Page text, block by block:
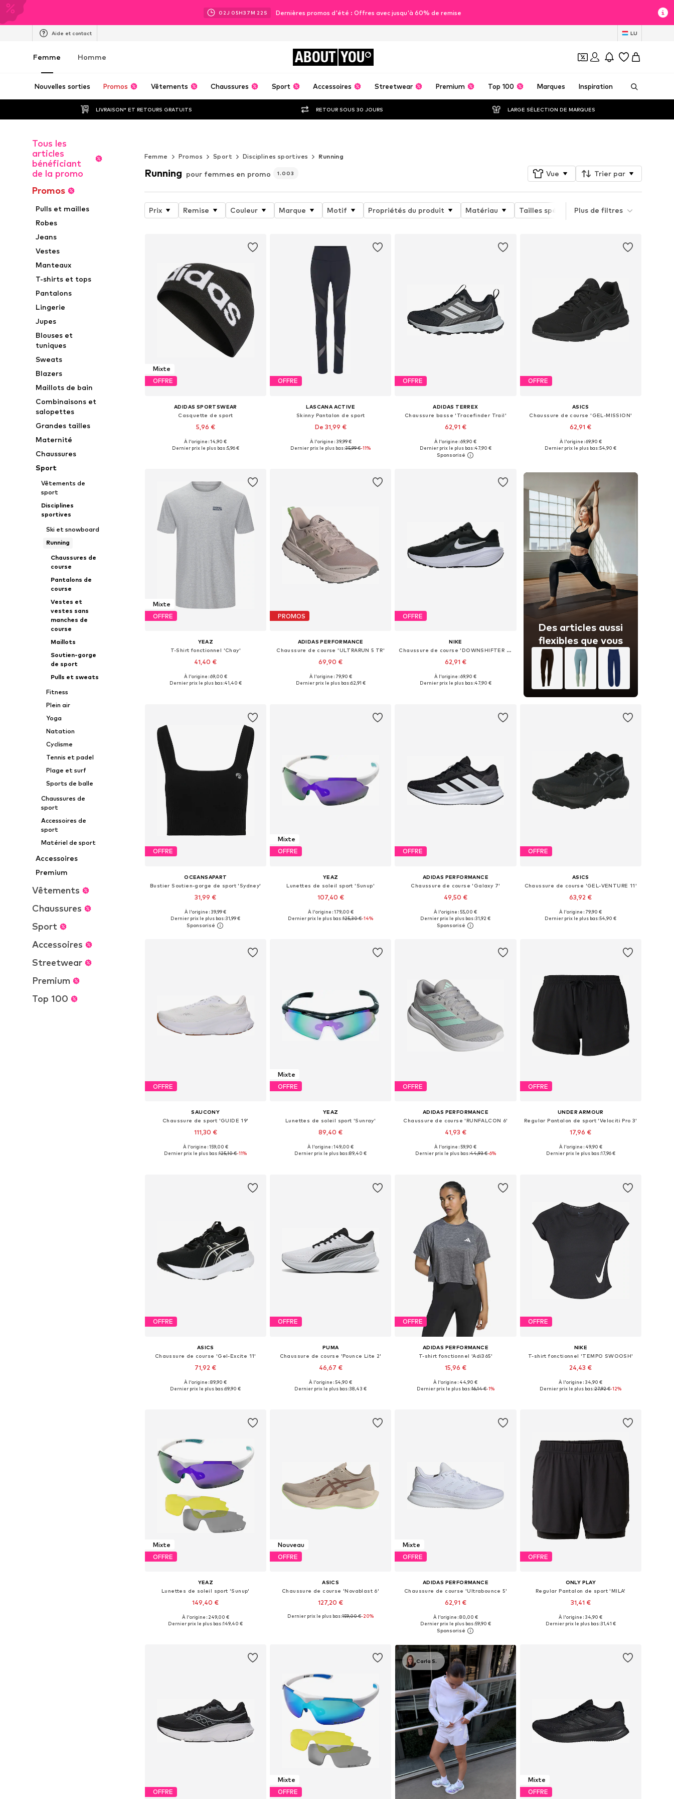
02J 05H37M 20 S Dernières promos d'été : Offres avec jusqu'à 60% de remise
Aide et contact LU
Femme Homme ABOUT YOU
Nouvelles sorties Promos Vêtements Chaussures Sport Accessoires Streetwear Premium Top 100 Marques Inspiration
LIVRAISON* ET RETOURS GRATUITS RETOUR SOUS 30 JOURS LARGE SÉLECTION DE MARQUES
Tous les
articles
bénéficiant
de la promo
Promos
Pulls et mailles
Robes
Jeans
Vestes
Manteaux
T-shirts et tops
Pantalons
Lingerie
Jupes
Blouses et
tuniques
Sweats
Blazers
Maillots de bain
Combinaisons et
salopettes
Grandes tailles
Maternité
Chaussures
Sport
Vêtements de
sport
Disciplines
sportives
Ski et snowboard
Running
Chaussures de
course
Pantalons de
course
Vestes et
vestes sans
manches de
course
Maillots
Soutien-gorge
de sport
Pulls et sweats
Fitness
Plein air
Yoga
Natation
Cyclisme
Tennis et padel
Plage et surf
Sports de balle
Chaussures de
sport
Accessoires de
sport
Matériel de sport
Accessoires
Premium
Vêtements
Chaussures
Sport
Accessoires
Streetwear
Premium
Top 100
Femme
Promos Sport Disciplines sportives Running
Running pour femmes en promo 1.003 Vue Trier par
Prix Remise Couleur Marque Motif Propriétés du produit Matériau Tailles spéciales Fonctions
Plus de filtres
Mixte
OFFRE
ADIDAS SPORTSWEAR
Casquette de sport
5,96 €
Tailles disponibles: 58-59
À l'origine : 14,90 €
Dernier prix le plus bas :5,96 €
OFFRE
LASCANA ACTIVE
Skinny Pantalon de sport
De 31,99 €
Tailles disponibles: S, M, L
À l'origine : 39,99 €
Dernier prix le plus bas :35,99 €-11%
OFFRE
ADIDAS TERREX
Chaussure basse 'Tracefinder Trail'
62,91 €
Disponible en plusieurs tailles
Ajouter au panier
À l'origine : 69,90 €
Dernier prix le plus bas :47,90 €
OFFRE
ASICS
Chaussure de course 'GEL-MISSION'
62,91 €
Disponible en plusieurs tailles
À l'origine : 69,90 €
Dernier prix le plus bas :54,90 €
Mixte
OFFRE
YEAZ
T-Shirt fonctionnel 'Chay'
41,40 €
Tailles disponibles: S, M, L, XL, XXL
À l'origine : 69,00 €
Dernier prix le plus bas :41,40 €
PROMOS
ADIDAS PERFORMANCE
Chaussure de course 'ULTRARUN 5 TR'
69,90 €
Disponible en plusieurs tailles
À l'origine : 79,90 €
Dernier prix le plus bas :62,91 €
OFFRE
NIKE
Chaussure de course 'DOWNSHIFTER 14'
62,91 €
Disponible en plusieurs tailles
À l'origine : 69,90 €
Dernier prix le plus bas :47,90 €
Des articles aussi
flexibles que vous
OFFRE
OCEANSAPART
Bustier Soutien-gorge de sport 'Sydney'
31,99 €
Tailles disponibles: XS, S, M, L, XL, XXL
Ajouter au panier
À l'origine : 39,99 €
Dernier prix le plus bas :31,99 €
Mixte
OFFRE
YEAZ
Lunettes de soleil sport 'Sunup'
107,40 €
Tailles disponibles: One Size
À l'origine : 179,00 €
Dernier prix le plus bas :125,30 €-14%
OFFRE
ADIDAS PERFORMANCE
Chaussure de course 'Galaxy 7'
49,50 €
+3
Disponible en plusieurs tailles
Ajouter au panier
À l'origine : 55,00 €
Dernier prix le plus bas :31,92 €
OFFRE
ASICS
Chaussure de course 'GEL-VENTURE 11'
63,92 €
+1
Disponible en plusieurs tailles
À l'origine : 79,90 €
Dernier prix le plus bas :54,90 €
OFFRE
SAUCONY
Chaussure de sport 'GUIDE 19'
111,30 €
Disponible en plusieurs tailles
À l'origine : 159,00 €
Dernier prix le plus bas :125,10 €-11%
Mixte
OFFRE
YEAZ
Lunettes de soleil sport 'Sunray'
89,40 €
Tailles disponibles: One Size
À l'origine : 149,00 €
Dernier prix le plus bas :89,40 €
OFFRE
ADIDAS PERFORMANCE
Chaussure de course 'RUNFALCON 6'
41,93 €
Disponible en plusieurs tailles
À l'origine : 59,90 €
Dernier prix le plus bas :44,93 €-6%
OFFRE
UNDER ARMOUR
Regular Pantalon de sport 'Velociti Pro 3'
17,96 €
Tailles disponibles: S, M, L
À l'origine : 49,90 €
Dernier prix le plus bas :17,96 €
OFFRE
ASICS
Chaussure de course 'Gel-Excite 11'
71,92 €
+3
Disponible en plusieurs tailles
À l'origine : 89,90 €
Dernier prix le plus bas :69,90 €
OFFRE
PUMA
Chaussure de course 'Pounce Lite 2'
46,67 €
Disponible en plusieurs tailles
À l'origine : 54,90 €
Dernier prix le plus bas :38,43 €
OFFRE
ADIDAS PERFORMANCE
T-shirt fonctionnel 'Adi365'
15,96 €
Tailles disponibles: M, L, XL
À l'origine : 44,90 €
Dernier prix le plus bas :16,14 €-1%
OFFRE
NIKE
T-shirt fonctionnel 'TEMPO SWOOSH'
24,43 €
Tailles disponibles: XS, S, M, L, XL
À l'origine : 34,90 €
Dernier prix le plus bas :27,92 €-12%
Mixte
OFFRE
YEAZ
Lunettes de soleil sport 'Sunup'
149,40 €
Tailles disponibles: One Size
À l'origine : 249,00 €
Dernier prix le plus bas :149,40 €
Nouveau
OFFRE
ASICS
Chaussure de course 'Novablast 6'
127,20 €
+1
Disponible en plusieurs tailles
Dernier prix le plus bas :159,00 €-20%
Mixte
OFFRE
ADIDAS PERFORMANCE
Chaussure de course 'Ultrabounce 5'
62,91 €
Disponible en plusieurs tailles
Ajouter au panier
À l'origine : 80,00 €
Dernier prix le plus bas :59,90 €
OFFRE
ONLY PLAY
Regular Pantalon de sport 'MILA'
31,41 €
Tailles disponibles: XS, S, M, L, XL
À l'origine : 34,90 €
Dernier prix le plus bas :31,41 €
OFFRE
Mixte
OFFRE
Carla S.
Mixte
OFFRE